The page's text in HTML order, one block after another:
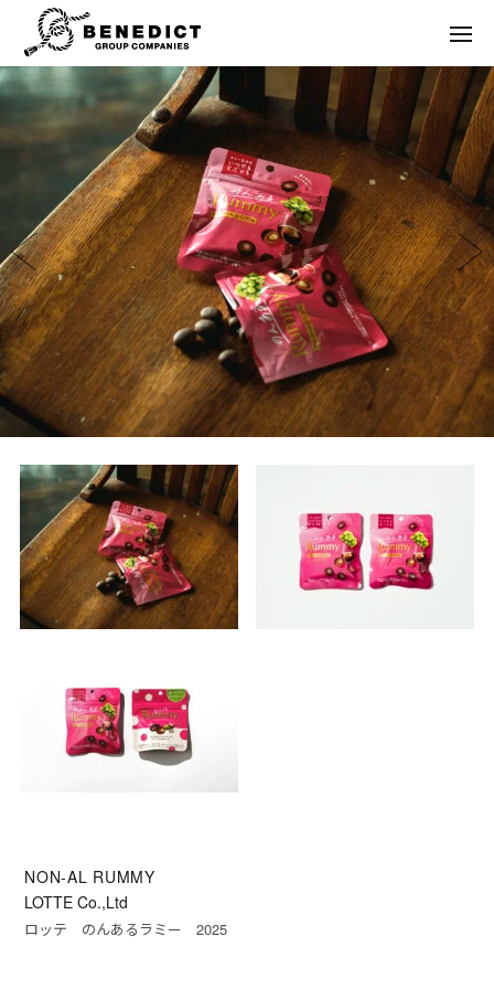
NON-AL RUMMY
LOTTE Co.,Ltd
ロッテ のんあるラミー 2025